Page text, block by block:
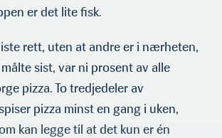
er det lite fisk.
rett, uten at andre er i nærheten,
sist, var ni prosent av alle
pizza. To tredjedeler av
pizza minst en gang i uken,
kan legge til at det kun er én